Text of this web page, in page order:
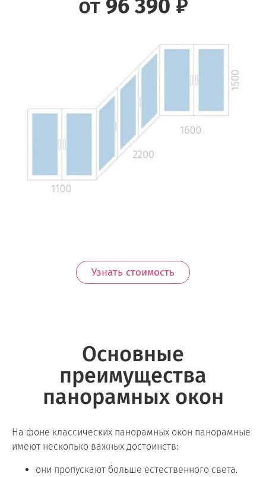
от 96 390 ₽
Узнать стоимость
Основные
преимущества
панорамных окон
На фоне классических панорамных окон панорамные
имеют несколько важных достоинств:
они пропускают больше естественного света.